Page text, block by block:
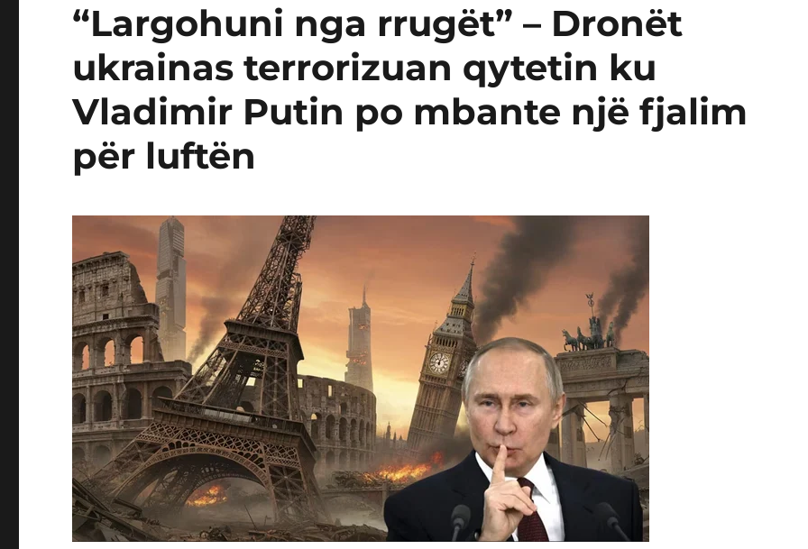
“Largohuni nga rrugët” – Dronët
ukrainas terrorizuan qytetin ku
Vladimir Putin po mbante një fjalim
për luftën